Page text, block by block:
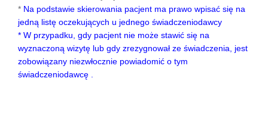
* Na podstawie skierowania pacjent ma prawo wpisać się na
jedną listę oczekujących u jednego świadczeniodawcy
* W przypadku, gdy pacjent nie może stawić się na
wyznaczoną wizytę lub gdy zrezygnował ze świadczenia, jest
zobowiązany niezwłocznie powiadomić o tym
świadczeniodawcę .